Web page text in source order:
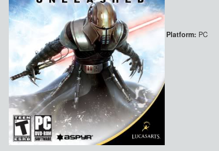
Platform: PC